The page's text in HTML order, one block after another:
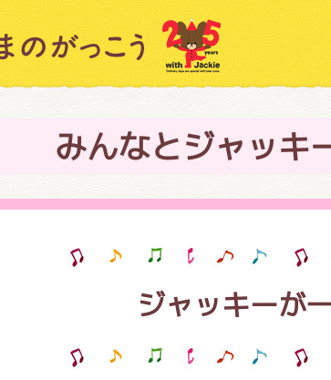
みんなとジャッキ
ジャッキーが
キャラクター紹介
ニュース
絵本・作家紹介